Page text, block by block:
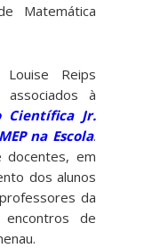
Matemática
Reips
à
Científica Jr.
na Escola.
docentes, em
dos alunos
da
encontros de